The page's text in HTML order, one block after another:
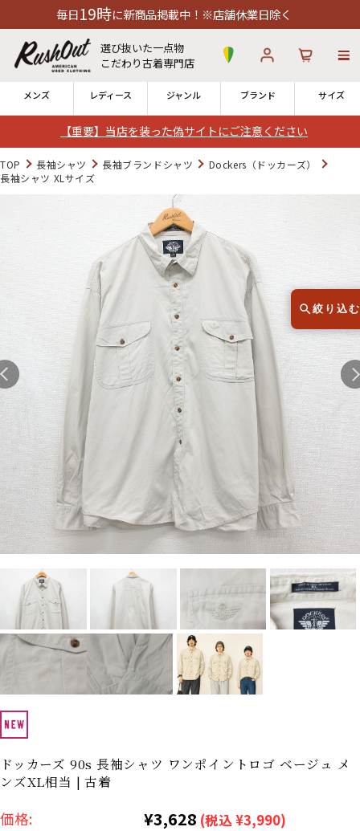
【重要】当店を装った偽サイトにご注意ください
に新商品掲載中！※店舗休業日除く
選び抜いた一点物
こだわり古着専門店
メンズ レディース ジャンル ブランド サイズ
ログイン
全国7店舗・公式通販の比較
発送について 12時までのご注文で当日出荷！
※対応不可：日祝、長期休暇、セール
Search by Hotword今週のHOTワード（7/29〜8/4）
1 Tシャツ USA製 スターウォーズ
5 ラルフローレン 大きいサイズ ディズニー
Search by Brandブランドから探す
ラルフ ローレン
チャンピオン
パタゴニア
カーハート ディッキーズ
アディダス ナイキ
ア行 カ行 サ行
タ行
TOP 長袖シャツ 長袖ブランドシャツ
Dockers（ドッカーズ）
長袖シャツ XLサイズ
ドッカーズ 90s 長袖シャツ ワンポイントロゴ ベージュ メ
ンズXL相当 | 古着
価格: ¥3,628 (税込 ¥3,990)
絞り込む